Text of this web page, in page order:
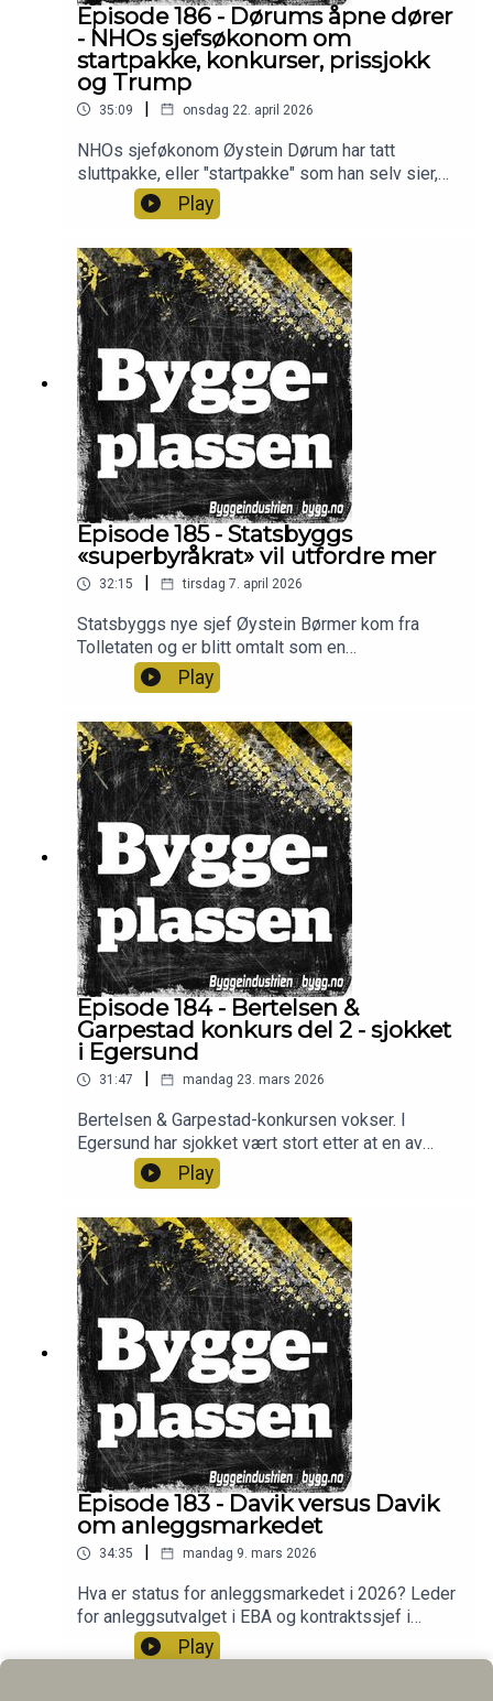
Episode 186 - Dørums åpne dører
- NHOs sjefsøkonom om
startpakke, konkurser, prissjokk
og Trump
35:09 | onsdag 22. april 2026
NHOs sjeføkonom Øystein Dørum har tatt
sluttpakke, eller "startpakke" som han selv sier,
og gir seg ved månedsskiftet etter snart 10 år i
NHO. I denne episoden snakker han om åpne
dører i arbeidslivet og veien videre, både for seg
selv, men også for en byggenæring som må
håndtere økte byggekosntader, høye renter,
stigende drivstoffpriser, kriger, Trump-uro og
konkurser. Programledere er Frode Aga og
Christian Aarhus.
Play
Episode 185 - Statsbyggs
«superbyråkrat» vil utfordre mer
32:15 | tirsdag 7. april 2026
Statsbyggs nye sjef Øystein Børmer kom fra
Tolletaten og er blitt omtalt som en
«superbyråkrat». I denne episoden snakker
Børmer om hvordan hans møte med
byggenæringen har vært og hva han mener blir
viktig fremover. Han legger vekt på at samarbeid
er avgjørende, men mener samtidig Statsbygg må
utfordre mer. Programleder er Frode Aga.
Play
Episode 184 - Bertelsen &
Garpestad konkurs del 2 - sjokket
i Egersund
31:47 | mandag 23. mars 2026
Bertelsen & Garpestad-konkursen vokser. I
Egersund har sjokket vært stort etter at en av
kommunens viktigste arbeidsgivere forsvant.
Ordfører i Eigersund kommune, Anja Hovland,
forteller om hvordan er blitt påvirket og hva
Bertelsen & Garpestad har betydd for kommunen.
I studio Frode Aga, Arve Brekkhus, Christian
Aarhus og Ingvill Hafver.
Play
Episode 183 - Davik versus Davik
om anleggsmarkedet
34:35 mandag 9. mars 2026
Hva er status for anleggsmarkedet i 2026? Leder
for anleggsutvalget i EBA og kontraktssjef i
Implenia, Ole-Henning Davik møter
utbyggingsdirektør Kjell Inge Davik i Statens
Play